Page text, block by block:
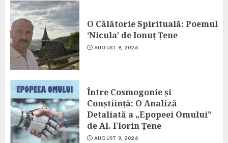
O Călătorie Spirituală: Poemul
‘Nicula’ de Ionuț Țene
AUGUST 9, 2026
Între Cosmogonie și
Conștiință: O Analiză
Detaliată a „Epopeei Omului”
de Al. Florin Țene
AUGUST 9, 2026